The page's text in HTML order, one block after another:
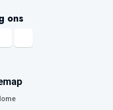
ons